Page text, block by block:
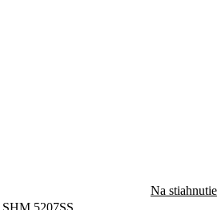
Na stiahnutie
SHM 5207SS